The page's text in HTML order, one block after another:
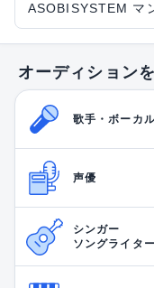
ASOBISYSTEM マ
オーディション
歌手・ボーカ
声優
シンガー
ソングライター